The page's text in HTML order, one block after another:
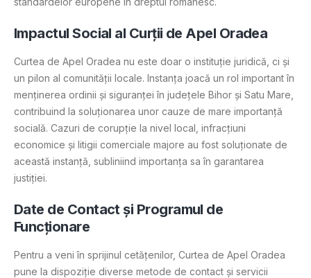
Impactul Social al Curții de Apel Oradea
Curtea de Apel Oradea nu este doar o instituție juridică, ci și
un pilon al comunității locale. Instanța joacă un rol important în
menținerea ordinii și siguranței în județele Bihor și Satu Mare,
contribuind la soluționarea unor cauze de mare importanță
socială. Cazuri de corupție la nivel local, infracțiuni
economice și litigii comerciale majore au fost soluționate de
această instanță, subliniind importanța sa în garantarea
justiției.
Date de Contact și Programul de
Funcționare
Pentru a veni în sprijinul cetățenilor, Curtea de Apel Oradea
pune la dispoziție diverse metode de contact și servicii